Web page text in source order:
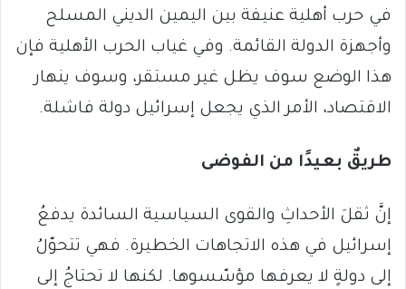
في حرب أهلية عنيفة بين اليمين الديني المسلح
وأجهزة الدولة القائمة. وفي غياب الحرب الأهلية فإن
هذا الوضع سوف يظل غير مستقر، وسوف ينهار
الاقتصاد، الأمر الذي يجعل إسرائيل دولة فاشلة.
طريق بعيدًا من الفوضى
إنَّ ثقلَ الأحداثِ والقوى السياسية السائدة يدفعُ
إسرائيل في هذه الاتجاهات الخطيرة. فهي تتحوّلُ
إلى دولةٍ لا يعرفها مؤسّسوها. لكنها لا تحتاجُ إلى